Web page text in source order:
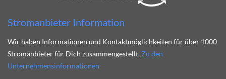
Stromanbieter Information
Wir haben Informationen und Kontaktmöglichkeiten für über 1000
Stromanbieter für Dich zusammengestellt. Zu den
Unternehmensinformationen